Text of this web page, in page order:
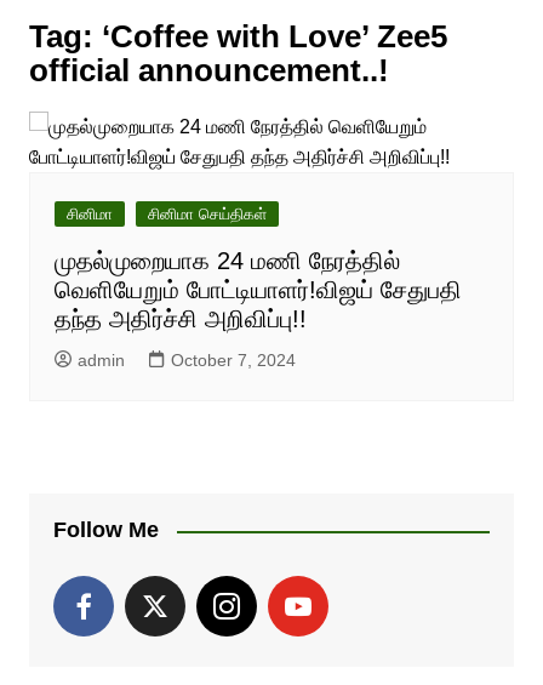
Tag: ‘Coffee with Love’ Zee5
official announcement..!
சினிமா சினிமா செய்திகள்
முதல்முறையாக 24 மணி நேரத்தில்
வெளியேறும் போட்டியாளர்!விஜய் சேதுபதி
தந்த அதிர்ச்சி அறிவிப்பு!!
admin October 7, 2024
Follow Me